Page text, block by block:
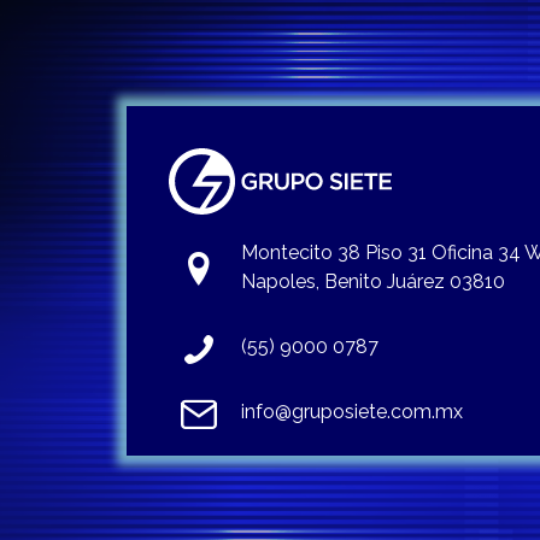
Montecito 38 Piso 31 Oficina 34
Napoles, Benito Juárez 03810
(55) 9000 0787
info@gruposiete.com.mx